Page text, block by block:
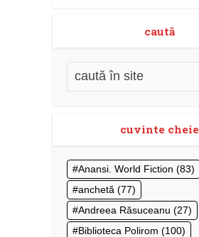
caută
cuvinte cheie
Anansi. World Fiction (83)
anchetă (77)
Andreea Răsuceanu (27)
Biblioteca Polirom (100)